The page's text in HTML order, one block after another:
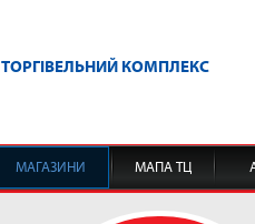
ТОРГІВЕЛЬНИЙ КОМПЛЕКС
МАГАЗИНИ МАПА ТЦ